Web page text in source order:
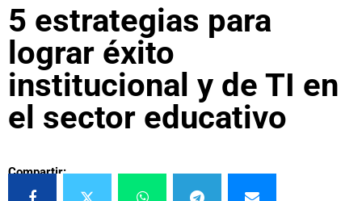
5 estrategias para
lograr éxito
institucional y de TI en
el sector educativo
Compartir: